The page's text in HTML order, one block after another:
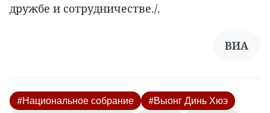
дружбе и сотрудничестве./.
ВИА
#Национальное собрание
#Выонг Динь Хюэ